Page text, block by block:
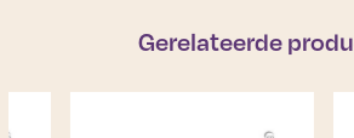
Gerelateerde